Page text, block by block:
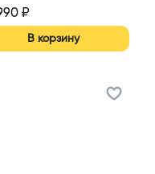
₽
В корзину